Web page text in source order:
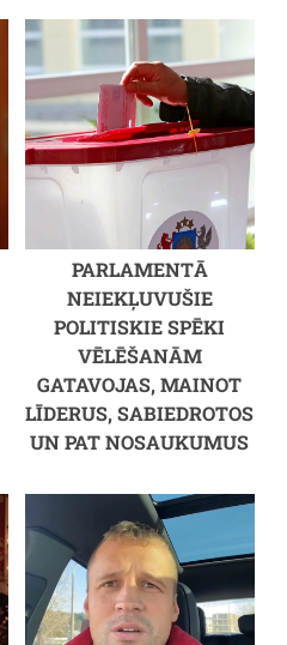
PARLAMENTĀ
NEIEKĻUVUŠIE
POLITISKIE SPĒKI
VĒLĒŠANĀM
GATAVOJAS, MAINOT
LĪDERUS, SABIEDROTOS
UN PAT NOSAUKUMUS